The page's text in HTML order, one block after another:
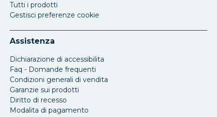
Tutti i prodotti
Gestisci preferenze cookie
Assistenza
Dichiarazione di accessibilita
Faq - Domande frequenti
Condizioni generali di vendita
Garanzie sui prodotti
Diritto di recesso
Modalita di pagamento